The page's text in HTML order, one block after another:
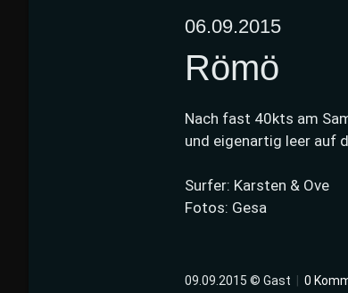
06.09.2015
Römö
Nach fast 40kts am
und eigenartig leer auf
Surfer: Karsten & Ove
Fotos: Gesa
09.09.2015 © Gast 0